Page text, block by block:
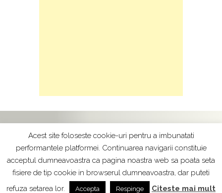
Copyright © 2017Terapia Florala Bach - by
Raluca Basuc
Realizat de TATARU BOGDAN - Web developer
Acest site foloseste cookie-uri pentru a imbunatati
performantele platformei. Continuarea navigarii constituie
acceptul dumneavoastra ca pagina noastra web sa poata seta
fisiere de tip cookie in browserul dumneavoastra, dar puteti
refuza setarea lor.
Accepta Respinge Citeste mai mult